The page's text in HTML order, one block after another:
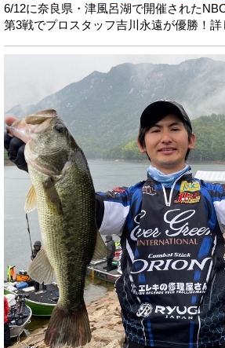
6/12に奈良県・津風呂湖で開催された
第3戦でプロスタッフ吉川永遠が優勝！詳